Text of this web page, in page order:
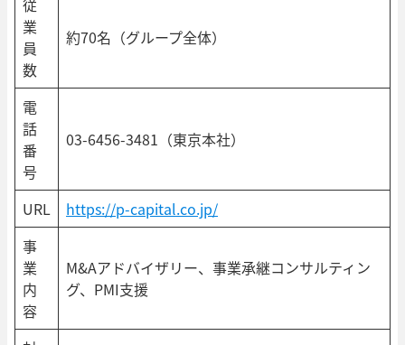
従
業
員
数
約70名（グループ全体）
電
話
番
号
03-6456-3481（東京本社）
URL
https://p-capital.co.jp/
事
業
内
容
M&Aアドバイザリー、事業承継コンサルティン
グ、PMI支援